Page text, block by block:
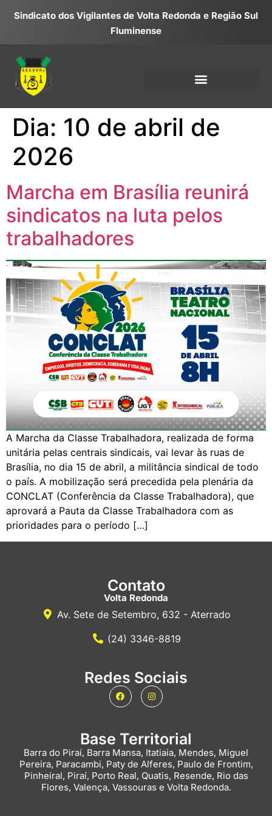
Sindicato dos Vigilantes de Volta Redonda e Região Sul
Fluminense
Dia: 10 de abril de
2026
Marcha em Brasília reunirá
sindicatos na luta pelos
trabalhadores
A Marcha da Classe Trabalhadora, realizada de forma
unitária pelas centrais sindicais, vai levar às ruas de
Brasília, no dia 15 de abril, a militância sindical de todo
o país. A mobilização será precedida pela plenária da
CONCLAT (Conferência da Classe Trabalhadora), que
aprovará a Pauta da Classe Trabalhadora com as
prioridades para o período […]
Contato
Volta Redonda
Av. Sete de Setembro, 632 - Aterrado
(24) 3346-8819
Redes Sociais
Base Territorial
Barra do Piraí, Barra Mansa, Itatiaia, Mendes, Miguel
Pereira, Paracambi, Paty de Alferes, Paulo de Frontim,
Pinheiral, Piraí, Porto Real, Quatis, Resende, Rio das
Flores, Valença, Vassouras e Volta Redonda.